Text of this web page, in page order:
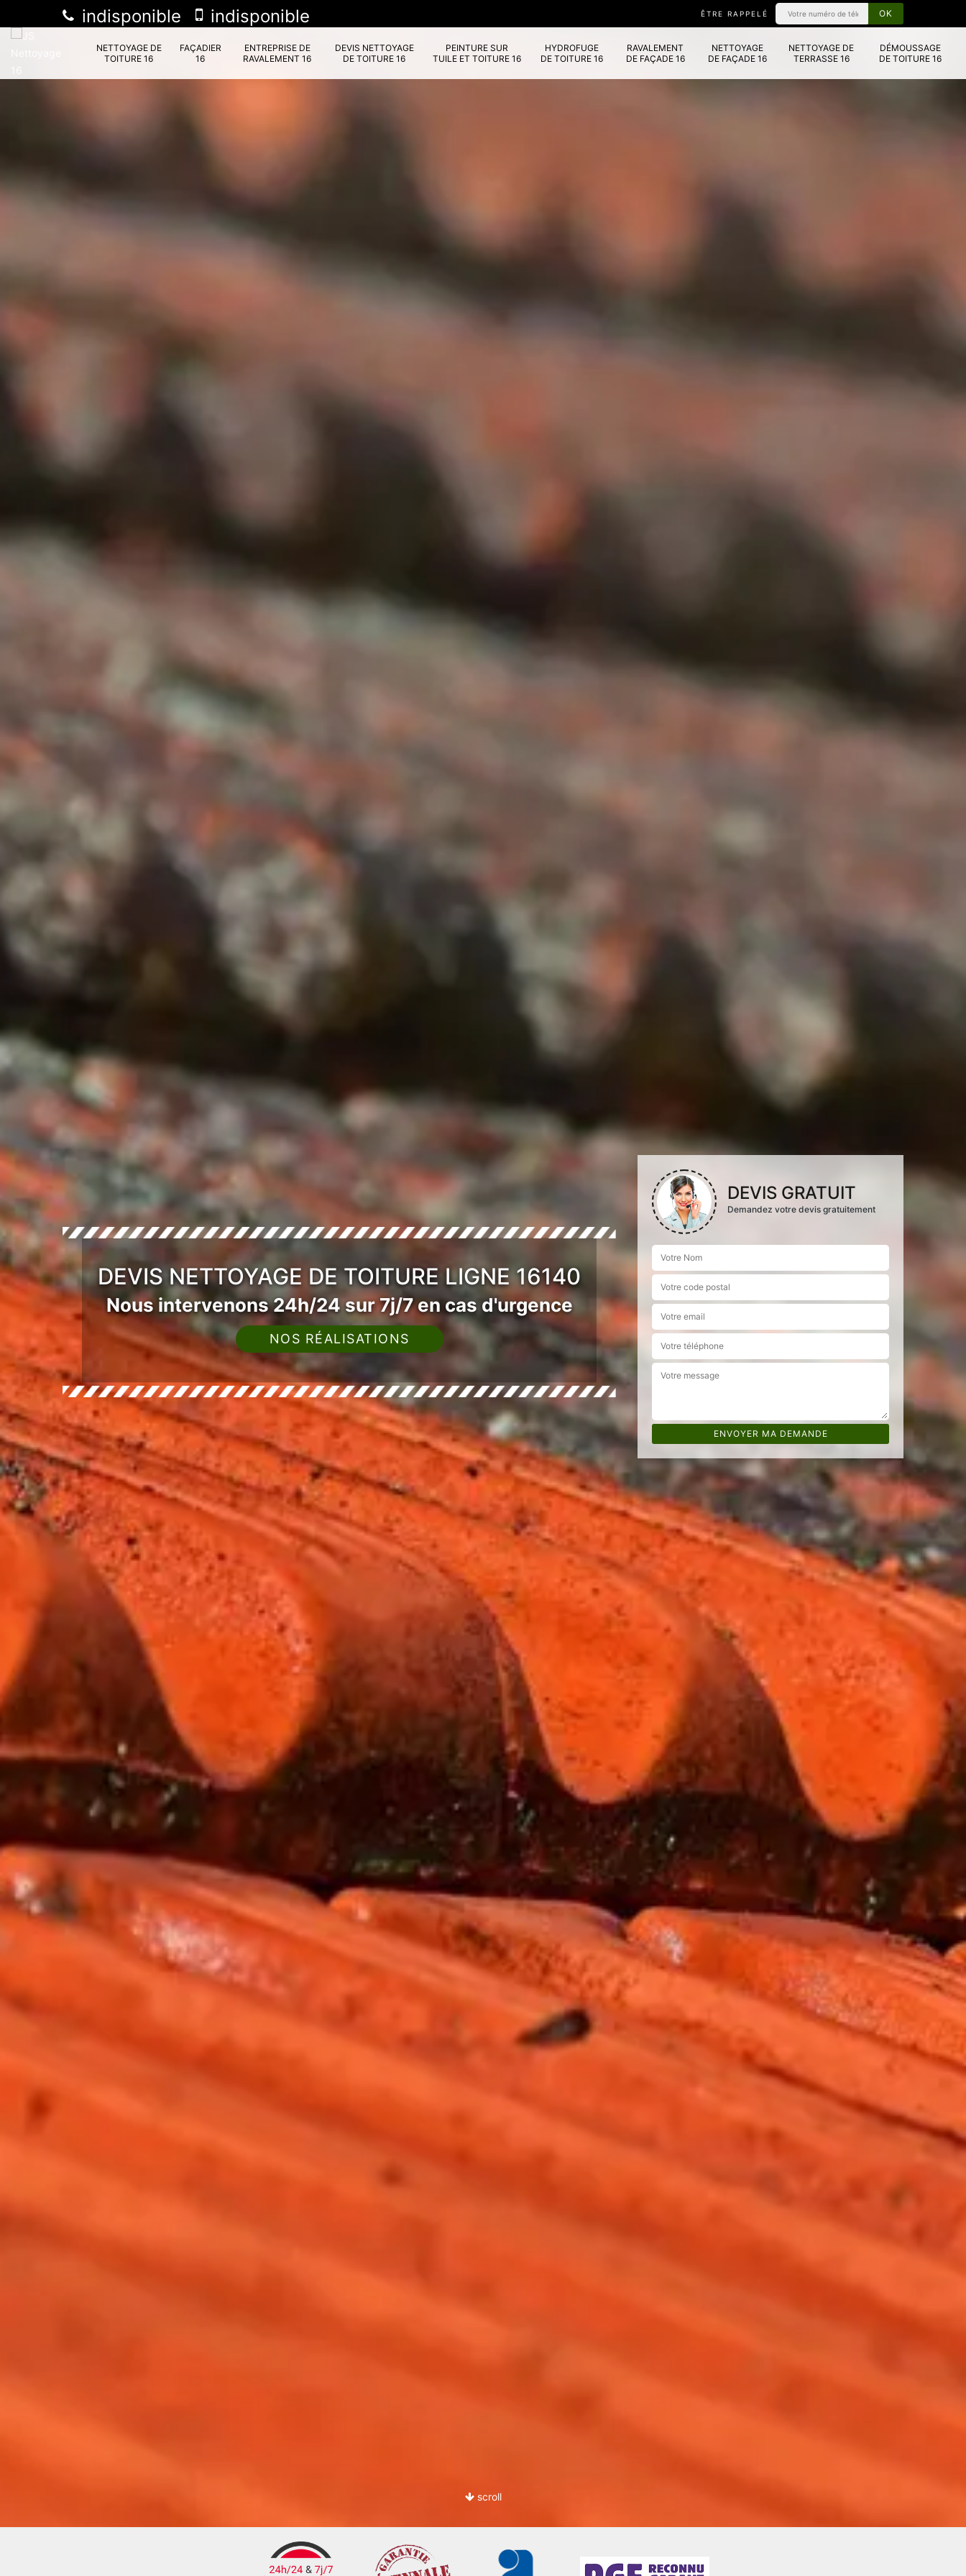
indisponible indisponible ÊTRE RAPPELÉ
NETTOYAGE DE
TOITURE 16
FAÇADIER
16
ENTREPRISE DE
RAVALEMENT 16
DEVIS NETTOYAGE
DE TOITURE 16
PEINTURE SUR
TUILE ET TOITURE 16
HYDROFUGE
DE TOITURE 16
RAVALEMENT
DE FAÇADE 16
NETTOYAGE
DE FAÇADE 16
NETTOYAGE DE
TERRASSE 16
DÉMOUSSAGE
DE TOITURE 16
scroll
DEVIS NETTOYAGE DE TOITURE LIGNE 16140
Nous intervenons 24h/24 sur 7j/7 en cas d'urgence
NOS RÉALISATIONS
DEVIS GRATUIT
Demandez votre devis gratuitement